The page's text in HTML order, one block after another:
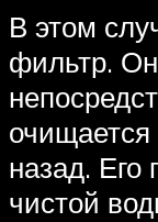
В этом
фильтр.
очищается
назад. Его
чистой